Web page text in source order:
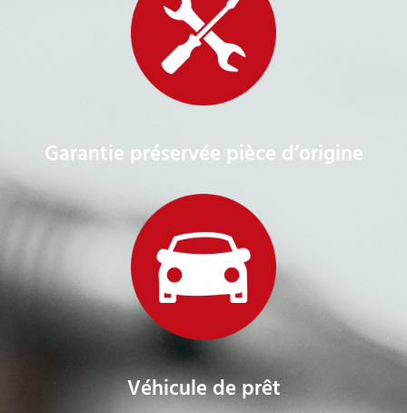
Garantie préservée pièce d’origine
Véhicule de prêt